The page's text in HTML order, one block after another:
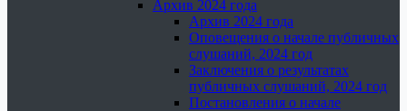
Архив 2024 года
Архив 2024 года
Оповещения о начале публичных
слушаний, 2024 год
Заключения о результатах
публичных слушаний, 2024 год
Постановления о начале